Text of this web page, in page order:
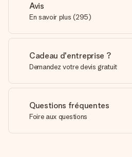
Avis
En savoir plus (295)
Cadeau d'entreprise ?
Demandez votre devis gratuit
Questions fréquentes
Foire aux questions